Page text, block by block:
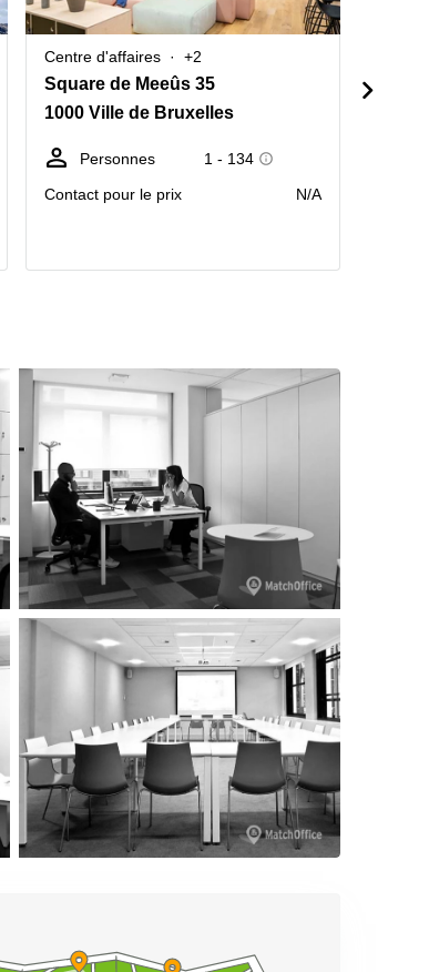
Centre d'affaires +2
Square de Meeûs 35
1000 Ville de Bruxelles
Personnes
1 - 134
Contact pour le prix
N/A